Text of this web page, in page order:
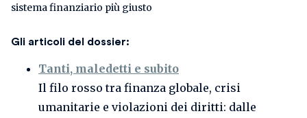
sistema finanziario più giusto
Gli articoli del dossier:
Tanti, maledetti e subito
Il filo rosso tra finanza globale, crisi
umanitarie e violazioni dei diritti: dalle